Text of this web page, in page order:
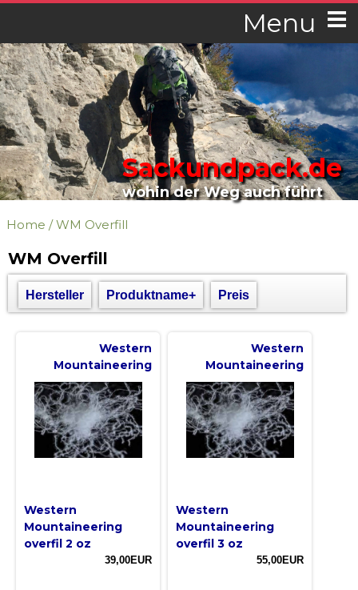
Menu
Sackundpack.de
wohin der Weg auch führt
Home /WM Overfill
WM Overfill
Hersteller Produktname+ Preis
Western
Mountaineering
Western
Mountaineering
overfil 2 oz
39,00EUR
Western
Mountaineering
Western
Mountaineering
overfil 3 oz
55,00EUR